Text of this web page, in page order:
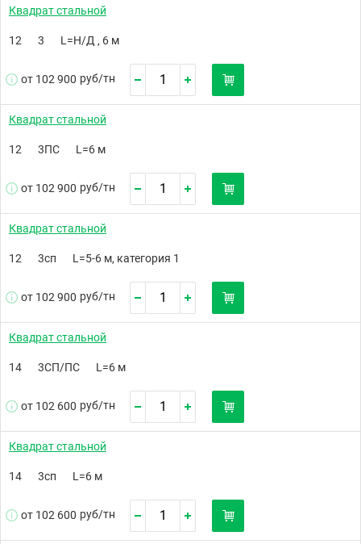
Квадрат стальной
12 3 L=Н/Д , 6 м
от 102 900 руб/тн
Квадрат стальной
12 3ПС L=6 м
от 102 900 руб/тн
Квадрат стальной
12 3сп L=5-6 м, категория 1
от 102 900 руб/тн
Квадрат стальной
14 3СП/ПС L=6 м
от 102 600 руб/тн
Квадрат стальной
14 3сп L=6 м
от 102 600 руб/тн